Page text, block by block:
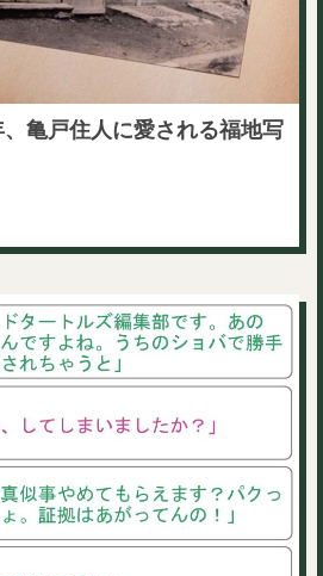
、亀戸住人に愛される福地写